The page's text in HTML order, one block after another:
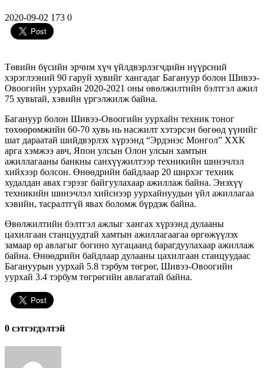
2020-09-02 173 0
Төвийн бүсийн эрчим хүч үйлдвэрлэгчдийн нүүрсний
хэрэглээний 90 гаруй хувийг хангадаг Багануур болон Шивээ-
Овоогийн уурхайн 2020-2021 оны өвөлжилтийн бэлтгэл ажил
75 хувьтай, хэвийн үргэлжилж байна.
Багануур болон Шивээ-Овоогийн уурхайн техник тоног
төхөөрөмжийн 60-70 хувь нь насжилт хэтэрсэн бөгөөд үүнийг
шат дараатай шийдвэрлэх хүрээнд “Эрдэнэс Монгол” ХХК
арга хэмжээ авч, Япон улсын Олон улсын хамтын
ажиллагааны банкны санхүүжилтээр техникийн шинэчлэл
хийхээр болсон. Өнөөдрийн байдлаар 20 ширхэг техник
худалдан авах гэрээг байгуулахаар ажиллаж байна. Энэхүү
техникийн шинэчлэл хийснээр уурхайнуудын үйл ажиллагаа
хэвийн, тасралтгүй явах боломж бүрдэж байна.
Өвөлжилтийн бэлтгэл ажлыг хангах хүрээнд дулааны
цахилгаан станцуудтай хамтын ажиллагаагаа өргөжүүлэх
замаар өр авлагыг богино хугацаанд барагдуулахаар ажиллаж
байна. Өнөөдрийн байдлаар дулааны цахилгаан станцуудаас
Багануурын уурхай 5.8 тэрбум төгрөг, Шивээ-Овоогийн
уурхай 3.4 тэрбум төгрөгийн авлагатай байна.
0 cэтгэгдэлтэй